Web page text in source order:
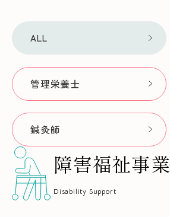
ALL
管理栄養士
鍼灸師
障害福祉事業
Disability Support